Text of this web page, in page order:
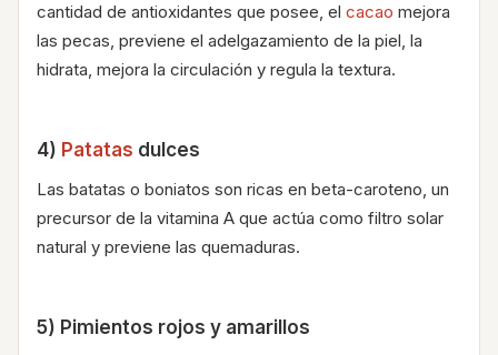
cantidad de antioxidantes que posee, el cacao mejora
las pecas, previene el adelgazamiento de la piel, la
hidrata, mejora la circulación y regula la textura.
4) Patatas dulces
Las batatas o boniatos son ricas en beta-caroteno, un
precursor de la vitamina A que actúa como filtro solar
natural y previene las quemaduras.
5) Pimientos rojos y amarillos